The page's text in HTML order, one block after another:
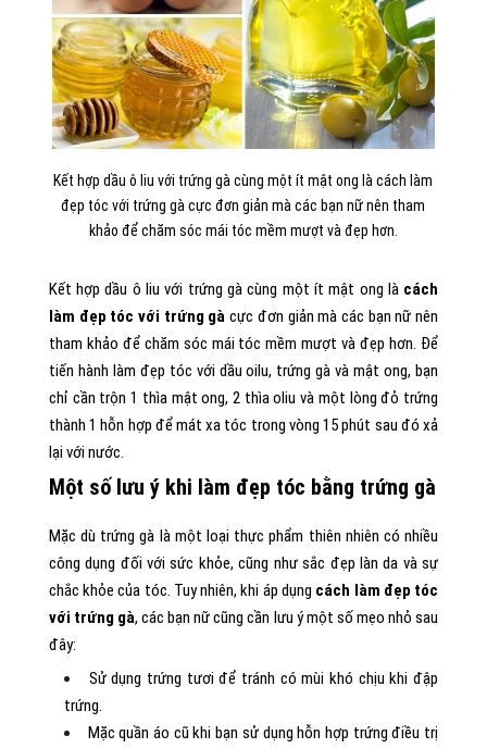
Kết hợp dầu ô liu với trứng gà cùng một ít mật ong là cách làm
đẹp tóc với trứng gà cực đơn giản mà các bạn nữ nên tham
khảo để chăm sóc mái tóc mềm mượt và đẹp hơn.
Kết hợp dầu ô liu với trứng gà cùng một ít mật ong là cách
làm đẹp tóc với trứng gà cực đơn giản mà các bạn nữ nên
tham khảo để chăm sóc mái tóc mềm mượt và đẹp hơn. Để
tiến hành làm đẹp tóc với dầu oilu, trứng gà và mật ong, bạn
chỉ cần trộn 1 thìa mật ong, 2 thìa oliu và một lòng đỏ trứng
thành 1 hỗn hợp để mát xa tóc trong vòng 15 phút sau đó xả
lại với nước.
Một số lưu ý khi làm đẹp tóc bằng trứng gà
Mặc dù trứng gà là một loại thực phẩm thiên nhiên có nhiều
công dụng đối với sức khỏe, cũng như sắc đẹp làn da và sự
chắc khỏe của tóc. Tuy nhiên, khi áp dụng cách làm đẹp tóc
với trứng gà, các bạn nữ cũng cần lưu ý một số mẹo nhỏ sau
đây:
Sử dụng trứng tươi để tránh có mùi khó chịu khi đập
trứng.
Mặc quần áo cũ khi bạn sử dụng hỗn hợp trứng điều trị